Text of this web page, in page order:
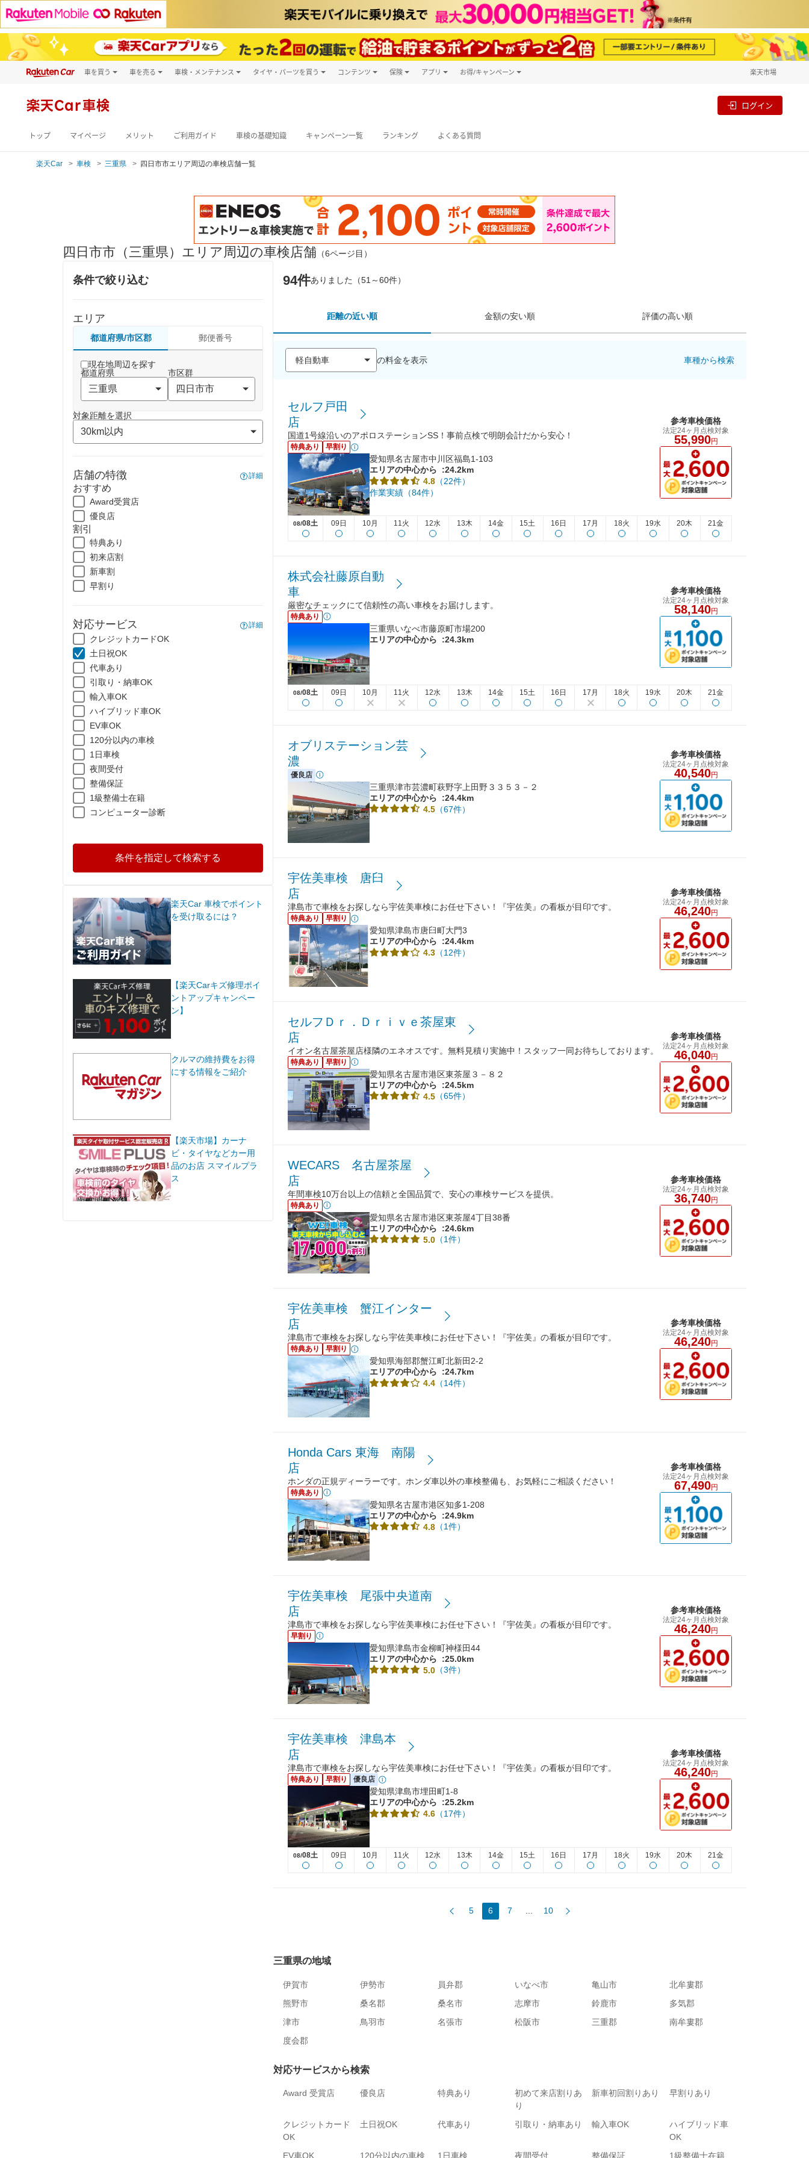
車を買う
新車
車を売る 車検・メンテナンス タイヤ・パーツを買う コンテンツ 保険 アプリ お得/キャンペーン 楽天市場
楽天Car車検 ログイン
トップ マイページ メリット ご利用ガイド 車検の基礎知識 キャンペーン一覧 ランキング よくある質問
楽天Car 車検 三重県 四日市市エリア周辺の車検店舗一覧
四日市市（三重県）エリア周辺の車検店舗 （6ページ目）
条件で絞り込む
エリア
都道府県/市区郡 郵便番号
現在地周辺を探す
都道府県
市区群
対象距離を選択
店舗の特徴 詳細
おすすめ
Award受賞店
優良店
割引
特典あり
初来店割
新車割
早割り
対応サービス 詳細
クレジットカードOK
土日祝OK
代車あり
引取り・納車OK
輸入車OK
ハイブリッド車OK
EV車OK
120分以内の車検
1日車検
夜間受付
整備保証
1級整備士在籍
コンピューター診断
条件を指定して検索する
楽天Car 車検でポイント
を受け取るには？
【楽天Carキズ修理ポイ
ントアップキャンペー
ン】
クルマの維持費をお得
にする情報をご紹介
【楽天市場】カーナ
ビ・タイヤなどカー用
品のお店 スマイルプラ
ス
94件ありました（51～60件）
距離の近い順 金額の安い順 評価の高い順
の料金を表示 車種から検索
セルフ戸田
店
国道1号線沿いのアポロステーションSS！事前点検で明朗会計だから安心！
特典あり 早割り
愛知県名古屋市中川区福島1-103
エリアの中心から
:24.2km
4.8 （22件）
作業実績（84件）
参考車検価格
法定24ヶ月点検対象
55,990円
08/08土 09日 10月 11火 12水 13木 14金 15土 16日 17月 18火 19水 20木 21金
株式会社藤原自動
車
厳密なチェックにて信頼性の高い車検をお届けします。
特典あり
三重県いなべ市藤原町市場200
エリアの中心から
:24.3km
参考車検価格
法定24ヶ月点検対象
58,140円
08/08土 09日 10月 11火 12水 13木 14金 15土 16日 17月 18火 19水 20木 21金
オブリステーション芸
濃
優良店
三重県津市芸濃町萩野字上田野３３５３－２
エリアの中心から
:24.4km
4.5 （67件）
参考車検価格
法定24ヶ月点検対象
40,540円
宇佐美車検 唐臼
店
津島市で車検をお探しなら宇佐美車検にお任せ下さい！『宇佐美』の看板が目印です。
特典あり 早割り
愛知県津島市唐臼町大門3
エリアの中心から
:24.4km
4.3 （12件）
参考車検価格
法定24ヶ月点検対象
46,240円
セルフＤｒ．Ｄｒｉｖｅ茶屋東
店
イオン名古屋茶屋店様隣のエネオスです。無料見積り実施中！スタッフ一同お待ちしております。
特典あり 早割り
愛知県名古屋市港区東茶屋３－８２
エリアの中心から
:24.5km
4.5 （65件）
参考車検価格
法定24ヶ月点検対象
46,040円
WECARS 名古屋茶屋
店
年間車検10万台以上の信頼と全国品質で、安心の車検サービスを提供。
特典あり
愛知県名古屋市港区東茶屋4丁目38番
エリアの中心から
:24.6km
5.0 （1件）
参考車検価格
法定24ヶ月点検対象
36,740円
宇佐美車検 蟹江インター
店
津島市で車検をお探しなら宇佐美車検にお任せ下さい！『宇佐美』の看板が目印です。
特典あり 早割り
愛知県海部郡蟹江町北新田2-2
エリアの中心から
:24.7km
4.4 （14件）
参考車検価格
法定24ヶ月点検対象
46,240円
Honda Cars 東海 南陽
店
ホンダの正規ディーラーです。ホンダ車以外の車検整備も、お気軽にご相談ください！
特典あり
愛知県名古屋市港区知多1-208
エリアの中心から
:24.9km
4.8 （1件）
参考車検価格
法定24ヶ月点検対象
67,490円
宇佐美車検 尾張中央道南
店
津島市で車検をお探しなら宇佐美車検にお任せ下さい！『宇佐美』の看板が目印です。
早割り
愛知県津島市金柳町神様田44
エリアの中心から
:25.0km
5.0 （3件）
参考車検価格
法定24ヶ月点検対象
46,240円
宇佐美車検 津島本
店
津島市で車検をお探しなら宇佐美車検にお任せ下さい！『宇佐美』の看板が目印です。
特典あり 早割り 優良店
愛知県津島市埋田町1-8
エリアの中心から
:25.2km
4.6 （17件）
参考車検価格
法定24ヶ月点検対象
46,240円
08/08土 09日 10月 11火 12水 13木 14金 15土 16日 17月 18火 19水 20木 21金
5 6 7 ... 10
三重県の地域
伊賀市 伊勢市 員弁郡 いなべ市 亀山市
北牟婁郡
熊野市
桑名郡 桑名市 志摩市 鈴鹿市
多気郡
津市
鳥羽市 名張市 松阪市 三重郡
南牟婁郡
度会郡
対応サービスから検索
Award 受賞店 優良店 特典あり
初めて来店割りあ
り
新車初回割りあり 早割りあり
クレジットカード
OK
土日祝OK 代車あり 引取り・納車あり 輸入車OK
ハイブリッド車
OK
EV車OK
120分以内の車検 1日車検 夜間受付 整備保証 1級整備士在籍